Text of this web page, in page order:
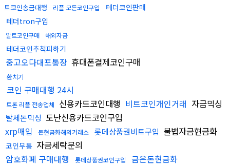
트코인송금대행
리플 모든코인구입
테더코인판매
테더tron구입
알트코인구매 해외자금
테더코인추척피하기
중고오다대포통장 휴대폰결제코인구매
환치기
코인 구매대행 24시
트론 리플 전송업체 신용카드코인대행 비트코인개인거래 자금믹싱
탈세돈믹싱 도난신용카드코인구입
xrp매입
돈현금화해외거래소 롯데상품권비트구입 불법자금현금화
코인무통 자금세탁문의
암호화폐 구매대행
롯데상품권코인구입 금은돈현금화